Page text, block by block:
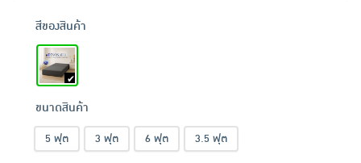
สีของสินค้า
ขนาดสินค้า
5 ฟุต 3 ฟุต 6 ฟุต 3.5 ฟุต